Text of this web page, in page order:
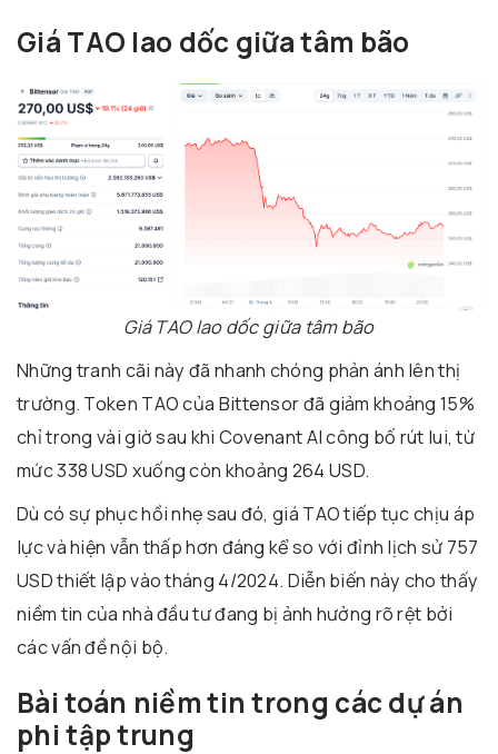
Giá TAO lao dốc giữa tâm bão
Giá TAO lao dốc giữa tâm bão
Những tranh cãi này đã nhanh chóng phản ánh lên thị
trường. Token TAO của Bittensor đã giảm khoảng 15%
chỉ trong vài giờ sau khi Covenant AI công bố rút lui, từ
mức 338 USD xuống còn khoảng 264 USD.
Dù có sự phục hồi nhẹ sau đó, giá TAO tiếp tục chịu áp
lực và hiện vẫn thấp hơn đáng kể so với đỉnh lịch sử 757
USD thiết lập vào tháng 4/2024. Diễn biến này cho thấy
niềm tin của nhà đầu tư đang bị ảnh hưởng rõ rệt bởi
các vấn đề nội bộ.
Bài toán niềm tin trong các dự án
phi tập trung